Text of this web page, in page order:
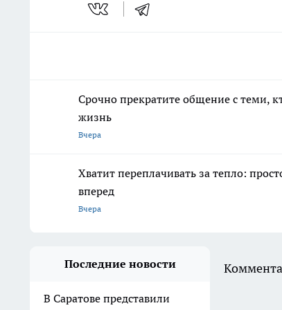
Срочно прекратите общение с теми,
жизнь
Вчера
Хватит переплачивать за тепло:
вперед
Вчера
Последние новости
В Саратове представили